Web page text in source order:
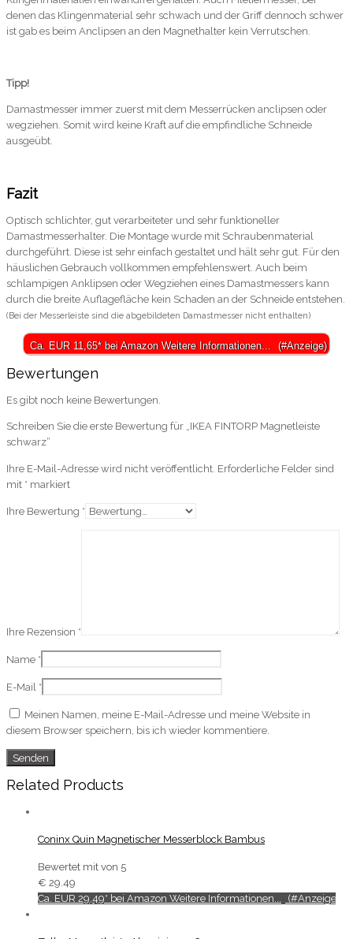
denen das Klingenmaterial sehr schwach und der Griff dennoch schwer
ist gab es beim Anclipsen an den Magnethalter kein Verrutschen.
Tipp!
Damastmesser immer zuerst mit dem Messerrücken anclipsen oder
wegziehen. Somit wird keine Kraft auf die empfindliche Schneide
ausgeübt.
Fazit
Optisch schlichter, gut verarbeiteter und sehr funktioneller
Damastmesserhalter. Die Montage wurde mit Schraubenmaterial
durchgeführt. Diese ist sehr einfach gestaltet und hält sehr gut. Für den
häuslichen Gebrauch vollkommen empfehlenswert. Auch beim
schlampigen Anklipsen oder Wegziehen eines Damastmessers kann
durch die breite Auflagefläche kein Schaden an der Schneide entstehen.
(Bei der Messerleiste sind die abgebildeten Damastmesser nicht enthalten)
Ca. EUR 11,65* bei Amazon Weitere Informationen...
Bewertungen
Es gibt noch keine Bewertungen.
Schreiben Sie die erste Bewertung für „IKEA FINTORP Magnetleiste
schwarz“
Ihre E-Mail-Adresse wird nicht veröffentlicht. Erforderliche Felder sind
mit * markiert
Ihre Bewertung *
Ihre Rezension *
Name *
E-Mail *
Meinen Namen, meine E-Mail-Adresse und meine Website in
diesem Browser speichern, bis ich wieder kommentiere.
Related Products
Coninx Quin Magnetischer Messerblock Bambus
Bewertet mit von 5
€ 29.49
Ca. EUR 29,49* bei Amazon Weitere Informationen...